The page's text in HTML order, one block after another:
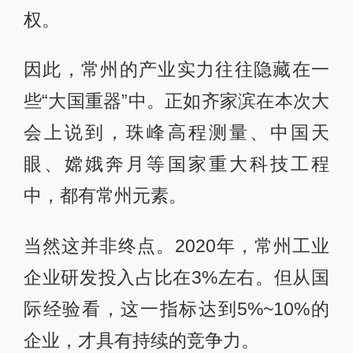
权。
因此，常州的产业实力往往隐藏在一
些“大国重器”中。正如齐家滨在本次大
会上说到，珠峰高程测量、中国天
眼、嫦娥奔月等国家重大科技工程
中，都有常州元素。
当然这并非终点。2020年，常州工业
企业研发投入占比在3%左右。但从国
际经验看，这一指标达到5%~10%的
企业，才具有持续的竞争力。